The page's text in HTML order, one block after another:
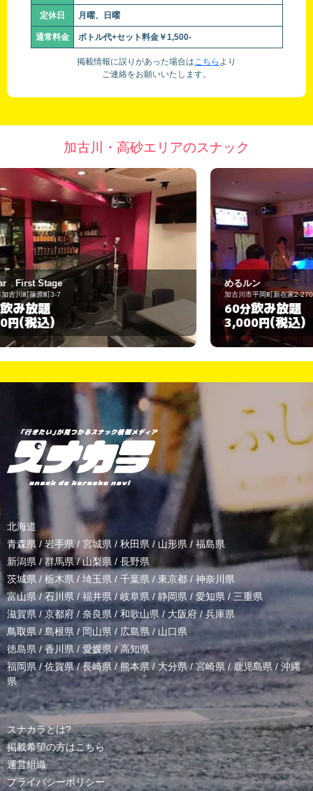
定休日 月曜、日曜
通常料金 ボトル代+セット料金￥1,500-
掲載情報に誤りがあった場合はこちら より
ご連絡をお願いいたします。
加古川・高砂エリアのスナック
めるルン
加古川市平岡町新在家2-270-1
60分 飲み放題
3,000円(税込)
加
北海道
青森県 / 岩手県/ 宮城県 / 秋田県 / 山形県/ 福島県
新潟県 /群馬県/山梨県 / 長野県
茨城県 / 栃木県 / 埼玉県 / 千葉県 / 東京都 / 神奈川県
富山県 /石川県/福井県/岐阜県 / 静岡県 / 愛知県 / 三重県
滋賀県 / 京都府 / 奈良県 / 和歌山県/ 大阪府 /兵庫県
鳥取県/ 島根県 /岡山県/ 広島県 / 山口県
徳島県 /香川県 / 愛媛県/高知県
福岡県/佐賀県/長崎県 /熊本県/ 大分県/宮崎県 /鹿児島県 / 沖縄
県
スナカラとは?
掲載希望の方はこちら
運営組織
プライバシーポリシー